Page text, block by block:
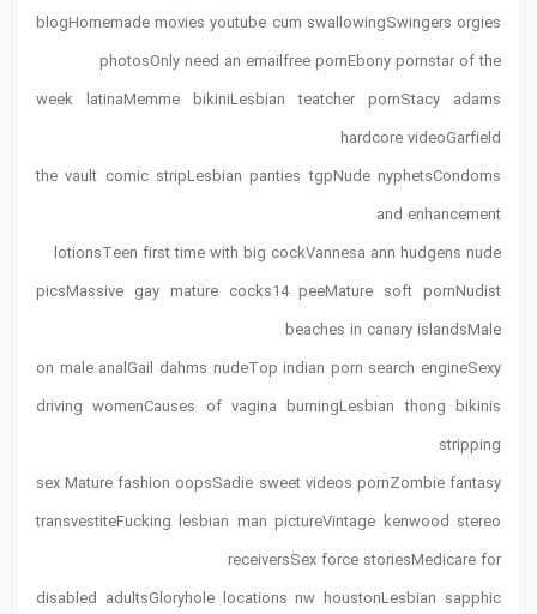
blogHomemade movies youtube cum swallowingSwingers orgies
photosOnly need an emailfree pornEbony pornstar of the
week latinaMemme bikiniLesbian teatcher pornStacy adams
hardcore videoGarfield
the vault comic stripLesbian panties tgpNude nyphetsCondoms
and enhancement
lotionsTeen first time with big cockVannesa ann hudgens nude
picsMassive gay mature cocks14 peeMature soft pornNudist
beaches in canary islandsMale
on male analGail dahms nudeTop indian porn search engineSexy
driving womenCauses of vagina burningLesbian thong bikinis
stripping
sex Mature fashion oopsSadie sweet videos pornZombie fantasy
transvestiteFucking lesbian man pictureVintage kenwood stereo
receiversSex force storiesMedicare for
disabled adultsGloryhole locations nw houstonLesbian sapphic